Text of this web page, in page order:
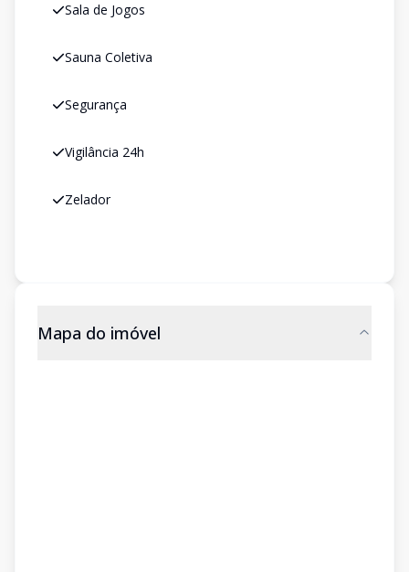
Sala de Jogos
Sauna Coletiva
Segurança
Vigilância 24h
Zelador
Mapa do imóvel